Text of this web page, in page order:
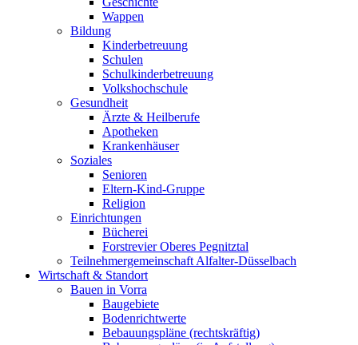
Wappen
Bildung
Kinderbetreuung
Schulen
Schulkinderbetreuung
Volkshochschule
Gesundheit
Ärzte & Heilberufe
Apotheken
Krankenhäuser
Soziales
Senioren
Eltern-Kind-Gruppe
Religion
Einrichtungen
Bücherei
Forstrevier Oberes Pegnitztal
Teilnehmergemeinschaft Alfalter-Düsselbach
Wirtschaft & Standort
Bauen in Vorra
Baugebiete
Bodenrichtwerte
Bebauungspläne (rechtskräftig)